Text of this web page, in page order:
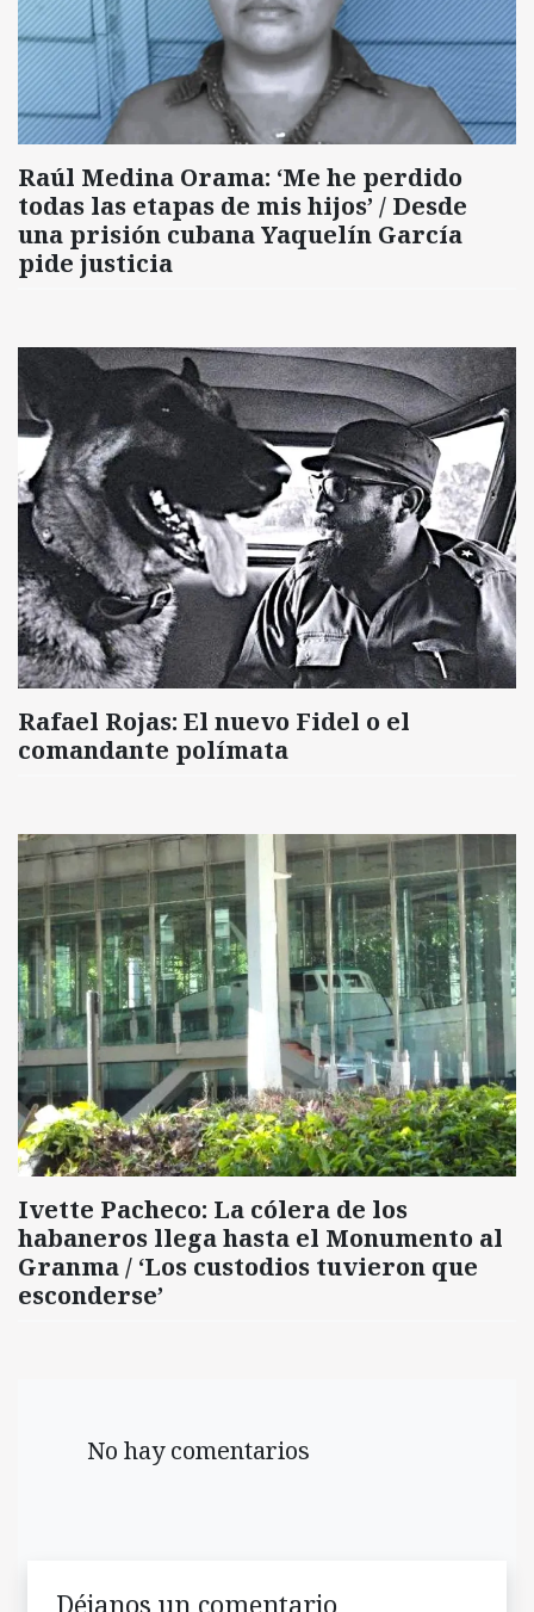
Raúl Medina Orama: ‘Me he perdido
todas las etapas de mis hijos’ / Desde
una prisión cubana Yaquelín García
pide justicia
Rafael Rojas: El nuevo Fidel o el
comandante polímata
Ivette Pacheco: La cólera de los
habaneros llega hasta el Monumento al
Granma / ‘Los custodios tuvieron que
esconderse’
No hay comentarios
Déjanos un comentario